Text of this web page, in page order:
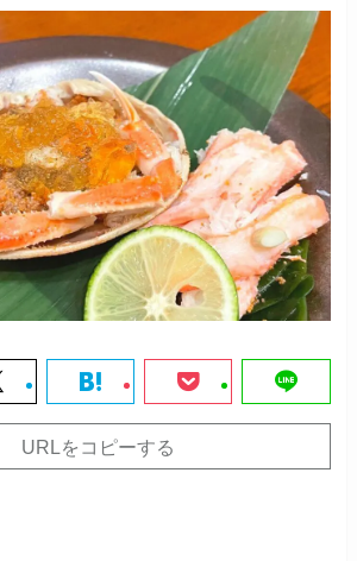
URLをコピーする